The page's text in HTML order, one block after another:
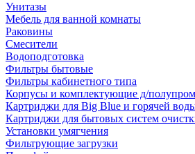
Унитазы
Мебель для ванной комнаты
Раковины
Смесители
Водоподготовка
Фильтры бытовые
Фильтры кабинетного типа
Корпусы и комплектующие д/
Картриджи для Big Blue и горячей
Картриджи для бытовых систем
Установки умягчения
Фильтрующие загрузки